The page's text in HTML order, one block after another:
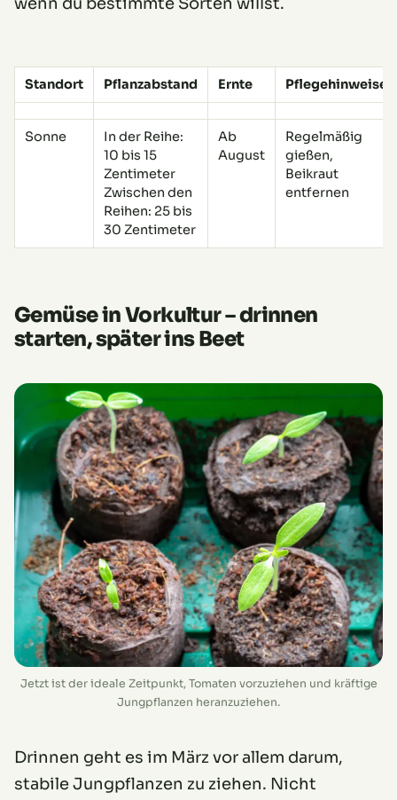
Standort Pflanzabstand Ernte Pflegehinweise
Sonne
In der Reihe:
10 bis 15
Zentimeter
Zwischen den
Reihen: 25 bis
30 Zentimeter
Ab
August
Regelmäßig
gießen,
Beikraut
entfernen
Gemüse in Vorkultur – drinnen
starten, später ins Beet
Jetzt ist der ideale Zeitpunkt, Tomaten vorzuziehen und kräftige
Jungpflanzen heranzuziehen.
Drinnen geht es im März vor allem darum,
stabile Jungpflanzen zu ziehen. Nicht